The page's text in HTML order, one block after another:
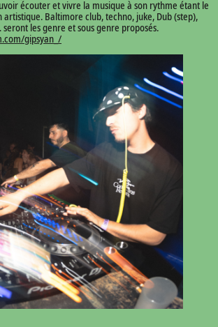
écouter et vivre la musique à son rythme étant le
Baltimore club, techno, juke, Dub (step),
les genre et sous genre proposés.
gipsyan_/